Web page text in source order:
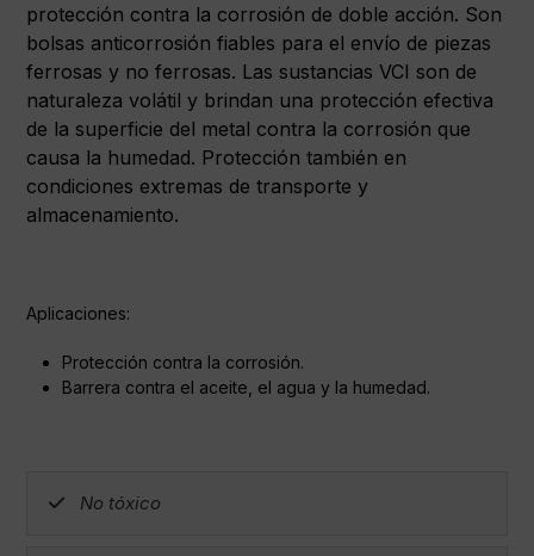
protección contra la corrosión de doble acción. Son
bolsas anticorrosión fiables para el envío de piezas
ferrosas y no ferrosas. Las sustancias VCI son de
naturaleza volátil y brindan una protección efectiva
de la superficie del metal contra la corrosión que
causa la humedad. Protección también en
condiciones extremas de transporte y
almacenamiento.
Aplicaciones:
Protección contra la corrosión.
Barrera contra el aceite, el agua y la humedad.
No tóxico